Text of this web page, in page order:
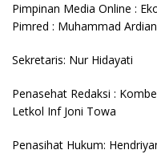
Pimpinan Media Online :
Pimred : Muhammad
Sekretaris: Nur Hidayati
Penasehat Redaksi :
Letkol Inf Joni Towa
Penasihat Hukum: